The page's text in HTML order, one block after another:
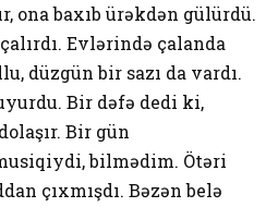
ona baxıb ürəkdən gülürdü.
Evlərində çalanda
düzgün bir sazı da vardı.
Bir dəfə dedi ki,
Bir gün
bilmədim. Ötəri
çıxmışdı. Bəzən belə